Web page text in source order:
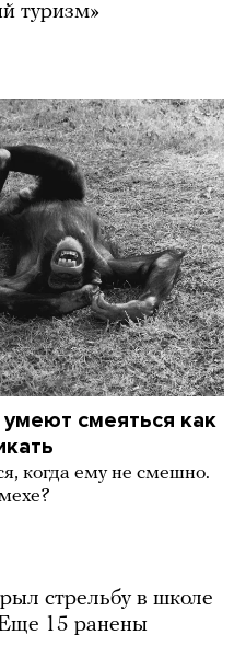
туризм»
смеяться как
когда ему не смешно.
стрельбу в школе
Еще 15 ранены